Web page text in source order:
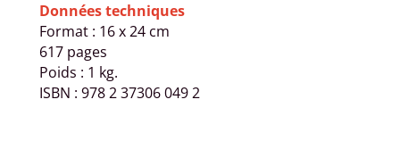
Données techniques
Format : 16 x 24 cm
617 pages
Poids : 1 kg.
ISBN : 978 2 37306 049 2